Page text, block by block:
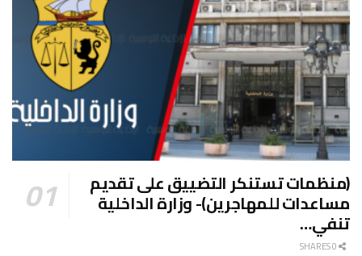
(منظمات تستنكر التضييق على تقديم
مساعدات للمهاجرين)- وزارة الداخلية
تنفي…